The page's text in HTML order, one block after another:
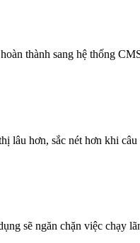
thành sang hệ thống
lâu hơn, sắc nét hơn khi câu
sẽ ngăn chặn việc chạy